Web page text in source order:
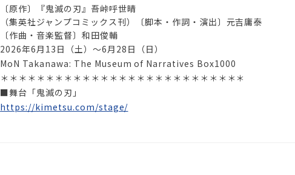
〔原作〕『鬼滅の刃』吾峠呼世晴
（集英社ジャンプコミックス刊）〔脚本・作詞・演出〕元吉庸泰
〔作曲・音楽監督〕和田俊輔
2026年6月13日（土）～6月28日（日）
MoN Takanawa: The Museum of Narratives Box1000
＊＊＊＊＊＊＊＊＊＊＊＊＊＊＊＊＊＊＊＊＊＊＊＊＊＊＊
■舞台「鬼滅の刃」
https://kimetsu.com/stage/